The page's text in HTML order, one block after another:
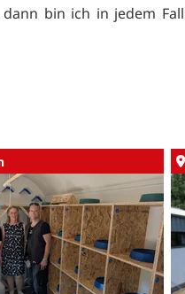
bin ich in jedem Fall